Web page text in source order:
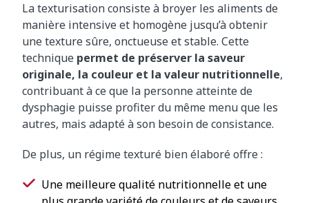
La texturisation consiste à broyer les aliments de
manière intensive et homogène jusqu’à obtenir
une texture sûre, onctueuse et stable. Cette
technique permet de préserver la saveur
originale, la couleur et la valeur nutritionnelle,
contribuant à ce que la personne atteinte de
dysphagie puisse profiter du même menu que les
autres, mais adapté à son besoin de consistance.
De plus, un régime texturé bien élaboré offre :
Une meilleure qualité nutritionnelle et une